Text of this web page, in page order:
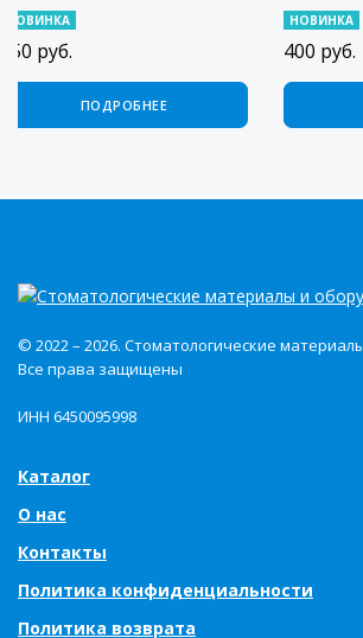
НОВИНКА
250 руб.
ПОДРОБНЕЕ
НОВИНКА
400 руб.
© 2022 – 2026. Стоматологические
Все права защищены
ИНН 6450095998
Каталог
О нас
Контакты
Политика конфиденциальности
Политика возврата